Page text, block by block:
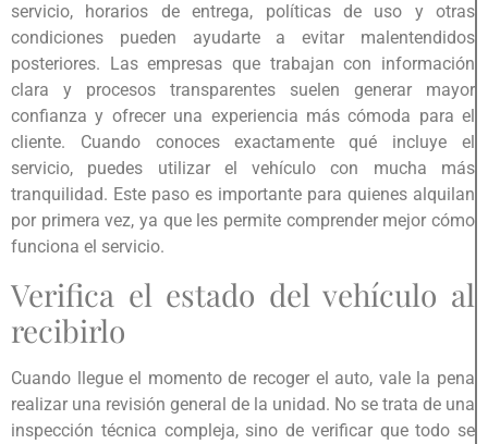
servicio, horarios de entrega, políticas de uso y otras
condiciones pueden ayudarte a evitar malentendidos
posteriores. Las empresas que trabajan con información
clara y procesos transparentes suelen generar mayor
confianza y ofrecer una experiencia más cómoda para el
cliente. Cuando conoces exactamente qué incluye el
servicio, puedes utilizar el vehículo con mucha más
tranquilidad. Este paso es importante para quienes alquilan
por primera vez, ya que les permite comprender mejor cómo
funciona el servicio.
Verifica el estado del vehículo al
recibirlo
Cuando llegue el momento de recoger el auto, vale la pena
realizar una revisión general de la unidad. No se trata de una
inspección técnica compleja, sino de verificar que todo se